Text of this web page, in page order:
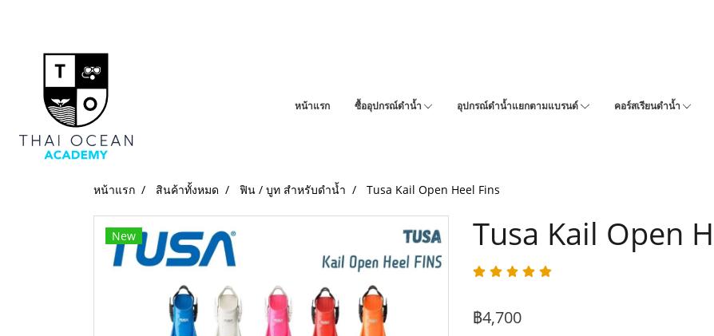
หน้าแรก ซื้ออุปกรณ์ดำน้ำ อุปกรณ์ดำน้ำแยกตามแบรนด์ คอร์สเรียนดำน้ำ
หน้าแรก สินค้าทั้งหมด ฟิน / บูท สำหรับดำน้ำ Tusa Kail Open Heel Fins
New Tusa Kail Open
฿4,700